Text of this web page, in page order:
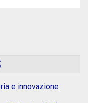
e innovazione